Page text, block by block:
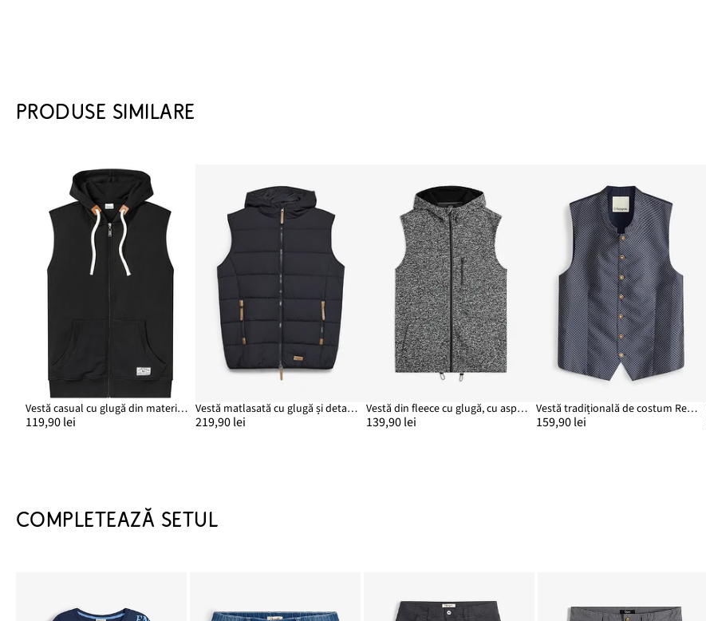
PRODUSE SIMILARE
Vestă casual cu glugă din material moale cu bumbac
119,90 lei
Vestă matlasată cu glugă și detalii din imitație de piele
219,90 lei
Vestă din fleece cu glugă, cu aspect tricotat
139,90 lei
Vestă tradițională de costum Regular Fit
159,90 lei
COMPLETEAZĂ SETUL